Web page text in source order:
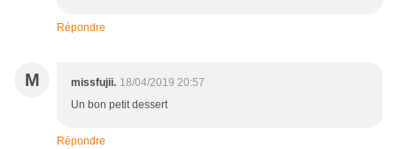
Répondre
M missfujii. 18/04/2019 20:57
Un bon petit dessert
Répondre